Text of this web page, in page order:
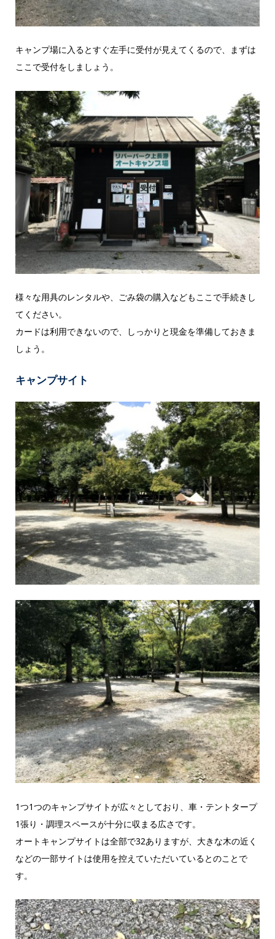
キャンプ場に入るとすぐ左手に受付が見えてくるので、まずは
ここで受付をしましょう。
様々な用具のレンタルや、ごみ袋の購入などもここで手続きし
てください。
カードは利用できないので、しっかりと現金を準備しておきま
しょう。
キャンプサイト
1つ1つのキャンプサイトが広々としており、車・テントタープ
1張り・調理スペースが十分に収まる広さです。
オートキャンプサイトは全部で32ありますが、大きな木の近く
などの一部サイトは使用を控えていただいているとのことで
す。